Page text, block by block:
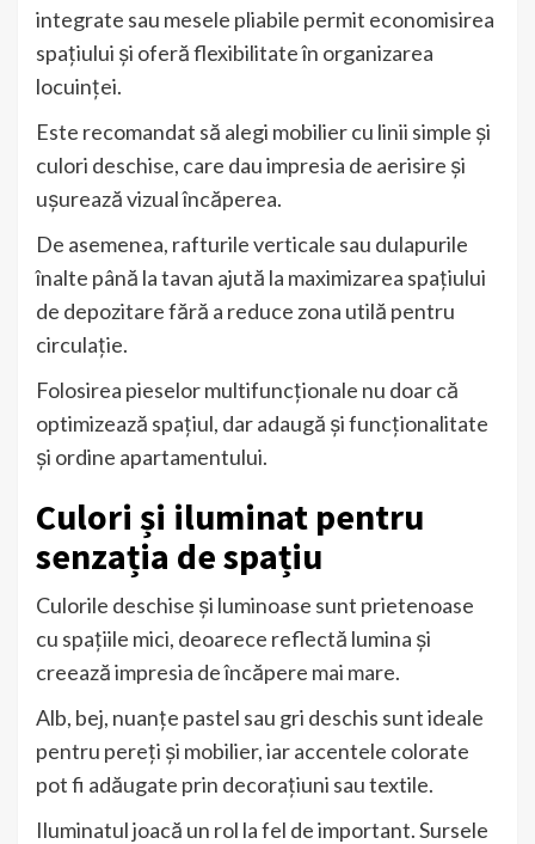
integrate sau mesele pliabile permit economisirea
spațiului și oferă flexibilitate în organizarea
locuinței.
Este recomandat să alegi mobilier cu linii simple și
culori deschise, care dau impresia de aerisire și
ușurează vizual încăperea.
De asemenea, rafturile verticale sau dulapurile
înalte până la tavan ajută la maximizarea spațiului
de depozitare fără a reduce zona utilă pentru
circulație.
Folosirea pieselor multifuncționale nu doar că
optimizează spațiul, dar adaugă și funcționalitate
și ordine apartamentului.
Culori și iluminat pentru
senzația de spațiu
Culorile deschise și luminoase sunt prietenoase
cu spațiile mici, deoarece reflectă lumina și
creează impresia de încăpere mai mare.
Alb, bej, nuanțe pastel sau gri deschis sunt ideale
pentru pereți și mobilier, iar accentele colorate
pot fi adăugate prin decorațiuni sau textile.
Iluminatul joacă un rol la fel de important. Sursele